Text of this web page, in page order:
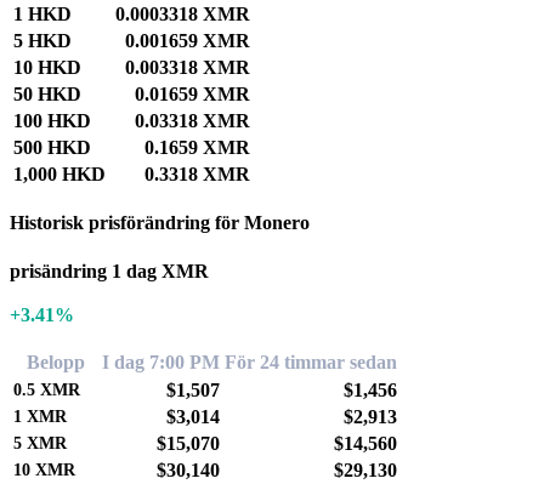
1 HKD
0.0003318 XMR
5 HKD
0.001659 XMR
10 HKD
0.003318 XMR
50 HKD
0.01659 XMR
100 HKD
0.03318 XMR
500 HKD
0.1659 XMR
1,000 HKD
0.3318 XMR
Historisk prisförändring för Monero
prisändring 1 dag XMR
+3.41%
Belopp I dag 7:00 PM För 24 timmar sedan
0.5 XMR $1,507 $1,456
1 XMR $3,014 $2,913
5 XMR $15,070 $14,560
10 XMR $30,140 $29,130